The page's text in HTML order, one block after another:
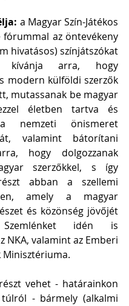
a Magyar Szín-Játékos
fórummal az öntevékeny
hivatásos) színjátszókat
kívánja arra, hogy
modern külföldi szerzők
mutassanak be magyar
életben tartva és
nemzeti önismeret
valamint bátorítani
hogy dolgozzanak
szerzőkkel, s így
abban a szellemi
amely a magyar
és közönség jövőjét
idén is
NKA, valamint az Emberi
vehet - határainkon
- bármely (alkalmi